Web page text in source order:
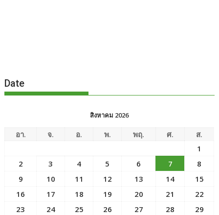
Date
สิงหาคม 2026
อา. จ. อ. พ. พฤ. ศ.
ส.
1
2
3 4 5 6 7
8
9
10 11 12 13 14
15
16
17 18 19 20 21
22
23
24 25 26 27 28
29